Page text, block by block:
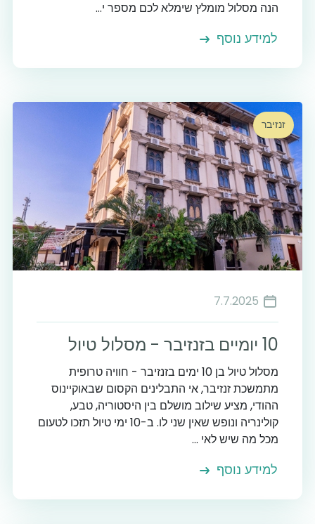
הנה מסלול מומלץ שימלא לכם מספר י...
למידע נוסף
זנזיבר
7.7.2025
10 יומיים בזנזיבר - מסלול טיול
מסלול טיול בן 10 ימים בזנזיבר - חוויה טרופית
מתמשכת זנזיבר, אי התבלינים הקסום שבאוקיינוס
ההודי, מציע שילוב מושלם בין היסטוריה, טבע,
קולינריה ונופש שאין שני לו. ב-10 ימי טיול תזכו לטעום
מכל מה שיש לאי ...
למידע נוסף